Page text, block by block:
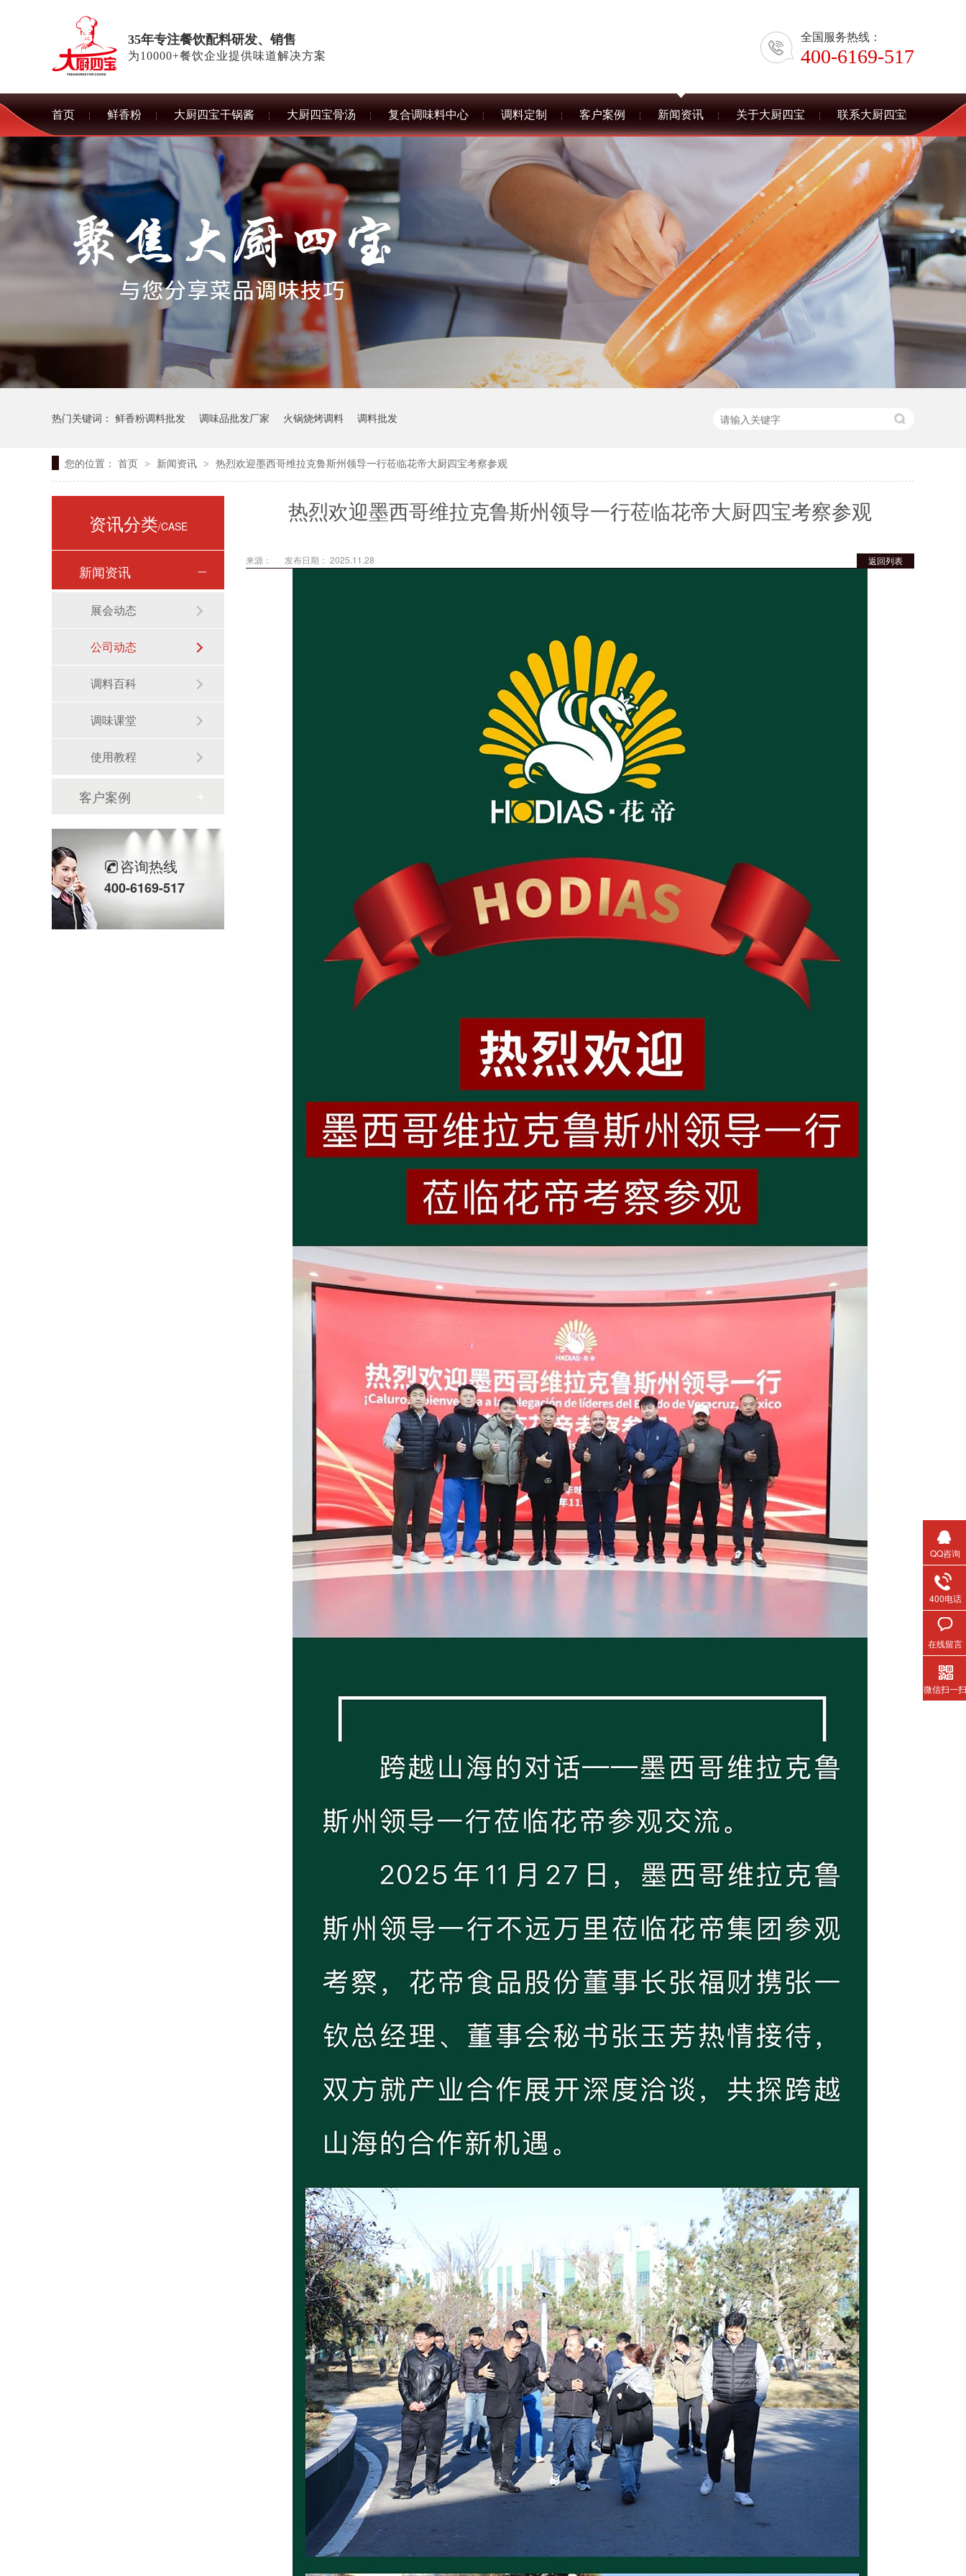
35年专注餐饮配料研发、销售
为10000+餐饮企业提供味道解决方案
全国服务热线：
400-6169-517
首页 鲜香粉 大厨四宝干锅酱 大厨四宝骨汤 复合调味料中心 调料定制 客户案例 新闻资讯 关于大厨四宝 联系大厨四宝
热门关键词： 鲜香粉调料批发 调味品批发厂家 火锅烧烤调料 调料批发
您的位置： 首页 > 新闻资讯 > 热烈欢迎墨西哥维拉克鲁斯州领导一行莅临花帝大厨四宝考察参观
热烈欢迎墨西哥维拉克鲁斯州领导一行莅临花帝大厨四宝考察参观
返回列表
来源： 发布日期： 2025.11.28
资讯分类/CASE
新闻资讯
展会动态
公司动态
调料百科
调味课堂
使用教程
客户案例
咨询热线
400-6169-517
QQ咨询
400电话
在线留言
微信扫一扫